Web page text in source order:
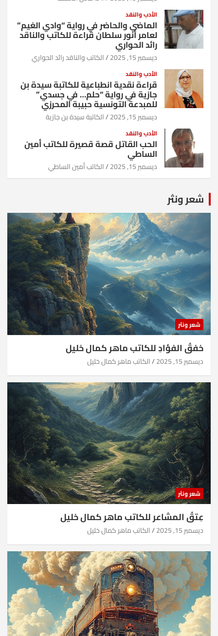
الأدب والنقد
الماضي والحاضر في رواية “وادي الغيم”
لعامر أنور سلطان قراءة للكاتب والناقد
رائد الحواري
ديسمبر 15, 2025 الكاتب والناقد رائد الحواري
الأدب والنقد
قراءة نقدية انطباعية للكاتبة سيدة بن
جازية في رواية “حلم… في جسدي”
للمبدعة التونسية حبيبة المحرزي
ديسمبر 15, 2025 الكاتبة سيدة بن جازية
الأدب والنقد
الحب القاتل قصة قصيرة للكاتب أمين
الساطي
ديسمبر 15, 2025 الكاتب أمين الساطي
شعر ونثر
شعر ونثر
خفقُ الفؤادِ للكاتب ماهر كمال خليل
ديسمبر 15, 2025 الكاتب ماهر كمال خليل
شعر ونثر
عِتقُ المشاعر للكاتب ماهر كمال خليل
ديسمبر 15, 2025 الكاتب ماهر كمال خليل